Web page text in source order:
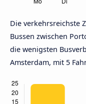
Die verkehrsreichste
Bussen zwischen
die wenigsten
Amsterdam, mit 5